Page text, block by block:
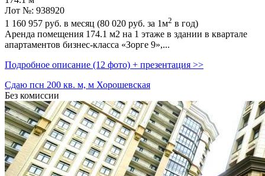
Лот №: 938920
1 160 957 руб. в месяц (80 020 руб. за 1м2 в год)
Аренда помещения 174.1 м2 на 1 этаже в здании в квaртaле
апaртамeнтoв бизнес-клacca «Зoрге 9»,­...
Подробное описание (12 фото) + презентация >>
Сдаю псн 200 кв. м, м Хорошевская
Без комиссии